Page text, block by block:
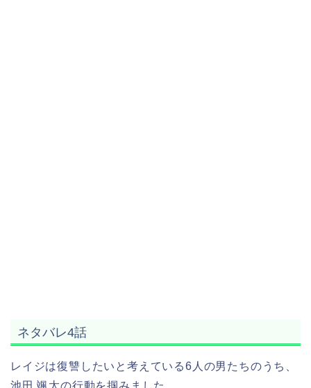
ネタバレ4話
レイジは復讐したいと考えている6人の男たちのうち、